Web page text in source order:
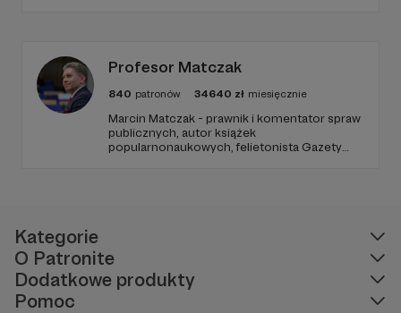
Profesor Matczak
840 patronów 34640 zł miesięcznie
Marcin Matczak - prawnik i komentator spraw
publicznych, autor książek
popularnonaukowych, felietonista Gazety
Kategorie
O Patronite
Dodatkowe produkty
Pomoc